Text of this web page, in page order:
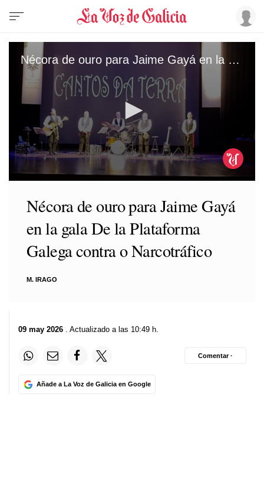
Nécora de ouro para Jaime Gayá en la gala De la Plataforma Galega contra o Narcotráfico
Nécora de ouro para Jaime Gayá
en la gala De la Plataforma
Galega contra o Narcotráfico
M. IRAGO
09 may 2026 . Actualizado a las 10:49 h.
Añade a La Voz de Galicia en Google
Comentar ·